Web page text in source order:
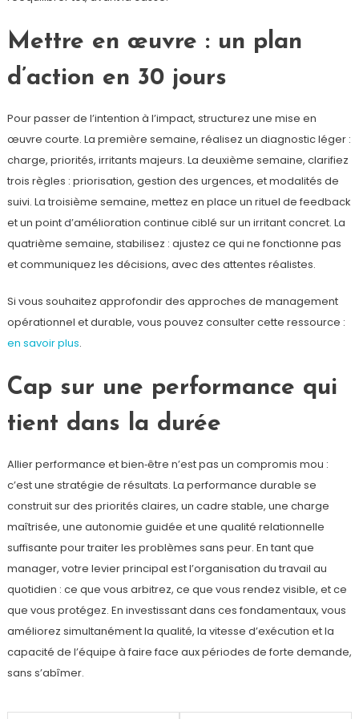
Mettre en œuvre : un plan
d’action en 30 jours
Pour passer de l’intention à l’impact, structurez une mise en
œuvre courte. La première semaine, réalisez un diagnostic léger :
charge, priorités, irritants majeurs. La deuxième semaine, clarifiez
trois règles : priorisation, gestion des urgences, et modalités de
suivi. La troisième semaine, mettez en place un rituel de feedback
et un point d’amélioration continue ciblé sur un irritant concret. La
quatrième semaine, stabilisez : ajustez ce qui ne fonctionne pas
et communiquez les décisions, avec des attentes réalistes.
Si vous souhaitez approfondir des approches de management
opérationnel et durable, vous pouvez consulter cette ressource :
en savoir plus.
Cap sur une performance qui
tient dans la durée
Allier performance et bien‑être n’est pas un compromis mou :
c’est une stratégie de résultats. La performance durable se
construit sur des priorités claires, un cadre stable, une charge
maîtrisée, une autonomie guidée et une qualité relationnelle
suffisante pour traiter les problèmes sans peur. En tant que
manager, votre levier principal est l’organisation du travail au
quotidien : ce que vous arbitrez, ce que vous rendez visible, et ce
que vous protégez. En investissant dans ces fondamentaux, vous
améliorez simultanément la qualité, la vitesse d’exécution et la
capacité de l’équipe à faire face aux périodes de forte demande,
sans s’abîmer.